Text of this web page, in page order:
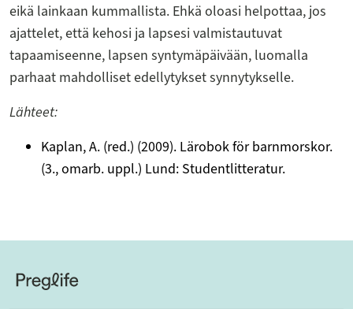
eikä lainkaan kummallista. Ehkä oloasi helpottaa, jos
ajattelet, että kehosi ja lapsesi valmistautuvat
tapaamiseenne, lapsen syntymäpäivään, luomalla
parhaat mahdolliset edellytykset synnytykselle.
Lähteet:
Kaplan, A. (red.) (2009). Lärobok för barnmorskor.
(3., omarb. uppl.) Lund: Studentlitteratur.